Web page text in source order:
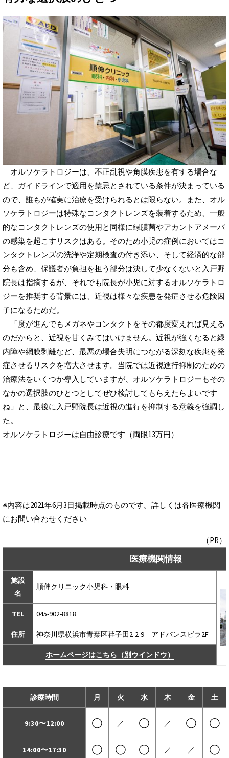
オルソケラトロジーは、不正乱視や角膜疾患を有する場合な
ど、ガイドラインで適用を禁忌とされている条件が決まっている
ので、誰もが確実に治療を受けられるとは限らない。また、オル
ソケラトロジーは特殊なコンタクトレンズを装着するため、一般
的なコンタクトレンズの使用と同様に緑膿菌やアカントアメーバ
の感染を起こすリスクはある。そのため小児の症例においてはコ
ンタクトレンズの洗浄や定期検査の付き添い、そして経済的な部
分も含め、保護者が負担を担う部分は決して少なくないと入戸野
院長は指摘するが、それでも院長が小児に対するオルソケラトロ
ジーを推奨する背景には、近視は様々な疾患を発症させる危険因
子になるためだ。
「度が進んでもメガネやコンタクトをその都度変えれば見える
のだからと、近視を甘くみてはいけません。近視が強くなると緑
内障や網膜剥離など、最悪の場合失明につながる深刻な疾患を発
症させるリスクを増大させます。当院では近視進行抑制のための
治療法をいくつか導入していますが、オルソケラトロジーもその
なかの選択肢のひとつとしてぜひ検討してもらえたらよいです
ね」と、最後に入戸野院長は近視の進行を抑制する意義を強調し
た。
オルソケラトロジーは自由診療です（両眼13万円）
※内容は2021年6月3日掲載時点のものです。詳しくは各医療機関
にお問い合わせください
（PR）
医療機関情報
施設
名
順伸クリニック小児科・眼科
TEL 045-902-8818
住所 神奈川県横浜市青葉区荏子田2-2-9 アドバンスビラ2F
ホームページはこちら（別ウインドウ）
診療時間 月 火 水 木 金 土
9:30〜12:00 ◯ ／ ◯ ／ ◯ ◯
14:00〜17:30 ◯ ◯ ◯ ／ ／ ◯